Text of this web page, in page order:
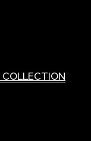
COLLECTION